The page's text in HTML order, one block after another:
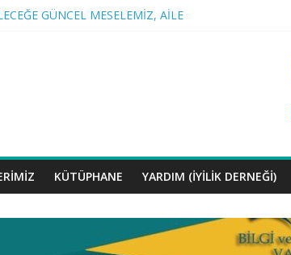
GÜNCEL MESELEMİZ, AİLE
KÜTÜPHANE YARDIM (İYILIK DERNEĞI)